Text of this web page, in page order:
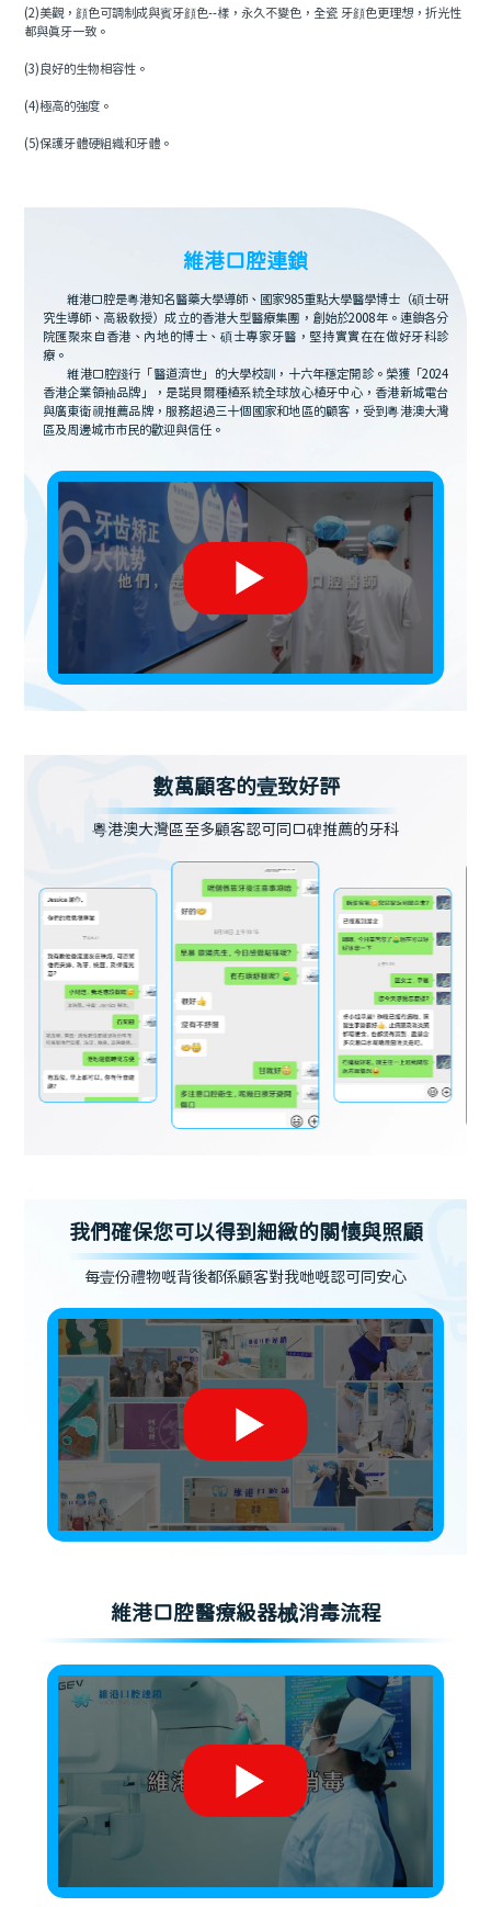
(2)美觀，顔色可調制成與賓牙顔色--樣，永久不變色，全瓷 牙顔色更理想，折光性
都與真牙一致。
(3)良好的生物相容性。
(4)極高的強度。
(5)保護牙體硬組織和牙體。
維港口腔連鎖
維港口腔是粵港知名醫藥大學導師、國家985重點大學醫學博士（碩士研
究生導師、高級教授）成立的香港大型醫療集團，創始於2008年。連鎖各分
院匯聚來自香港、內地的博士、碩士專家牙醫，堅持實實在在做好牙科診
療。
維港口腔踐行「醫道濟世」的大學校訓，十六年穩定開診。榮獲「2024
香港企業領袖品牌」，是諾貝爾種植系統全球放心植牙中心，香港新城電台
與廣東衛視推薦品牌，服務超過三十個國家和地區的顧客，受到粵港澳大灣
區及周邊城市市民的歡迎與信任。
數萬顧客的壹致好評
粵港澳大灣區至多顧客認可同口碑推薦的牙科
我們確保您可以得到細緻的關懷與照顧
每壹份禮物嘅背後都係顧客對我哋嘅認可同安心
維港口腔醫療級器械消毒流程